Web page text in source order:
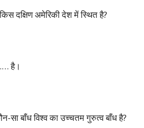
दक्षिण अमेरिकी देश में स्थित है?
है।
सा बाँध विश्व का उच्चतम गुरुत्व बाँध है?